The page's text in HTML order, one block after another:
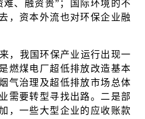
、融资贵”；国际环境的不
，资本外流也对环保企业融
，我国环保产业运行出现一
燃煤电厂超低排放改造基本
气治理及超低排放市场总体
需要转型寻找出路。二是部
，一些大型企业的应收账款